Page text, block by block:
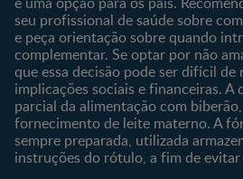
seu profissional de saúde sobre
e peça orientação sobre quando
complementar. Se optar por não
que essa decisão pode ser difícil de
implicações sociais e financeiras. A
parcial da alimentação com
fornecimento de leite materno. A
sempre preparada, utilizada
instruções do rótulo, a fim de evitar